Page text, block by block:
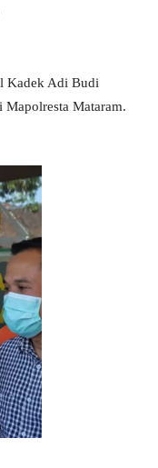
Kadek Adi Budi
Mapolresta Mataram.